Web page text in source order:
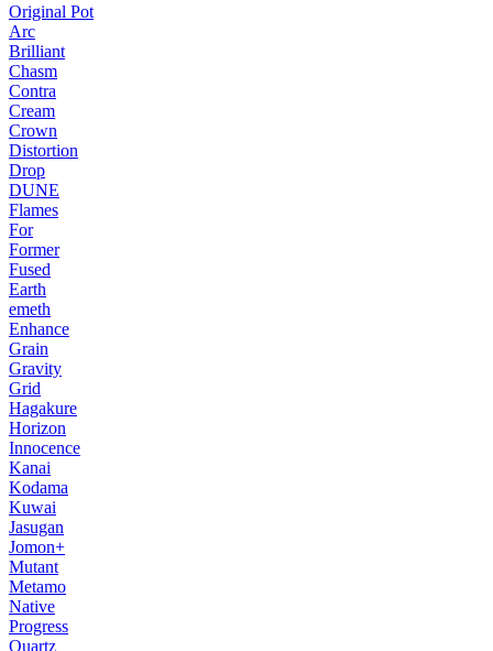
Original Pot
Arc
Brilliant
Chasm
Contra
Cream
Crown
Distortion
Drop
DUNE
Flames
For
Former
Fused
Earth
emeth
Enhance
Grain
Gravity
Grid
Hagakure
Horizon
Innocence
Kanai
Kodama
Kuwai
Jasugan
Jomon+
Mutant
Metamo
Native
Progress
Quartz